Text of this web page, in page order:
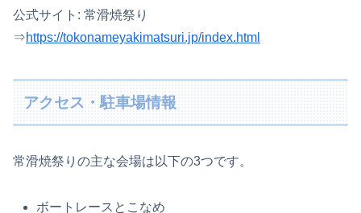
公式サイト: 常滑焼祭り
⇒https://tokonameyakimatsuri.jp/index.html
アクセス・駐車場情報
常滑焼祭りの主な会場は以下の3つです。
ボートレースとこなめ